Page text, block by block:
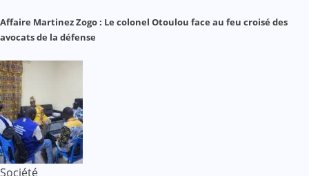
Affaire Martinez Zogo : Le colonel Otoulou face au feu croisé des
avocats de la défense
Société